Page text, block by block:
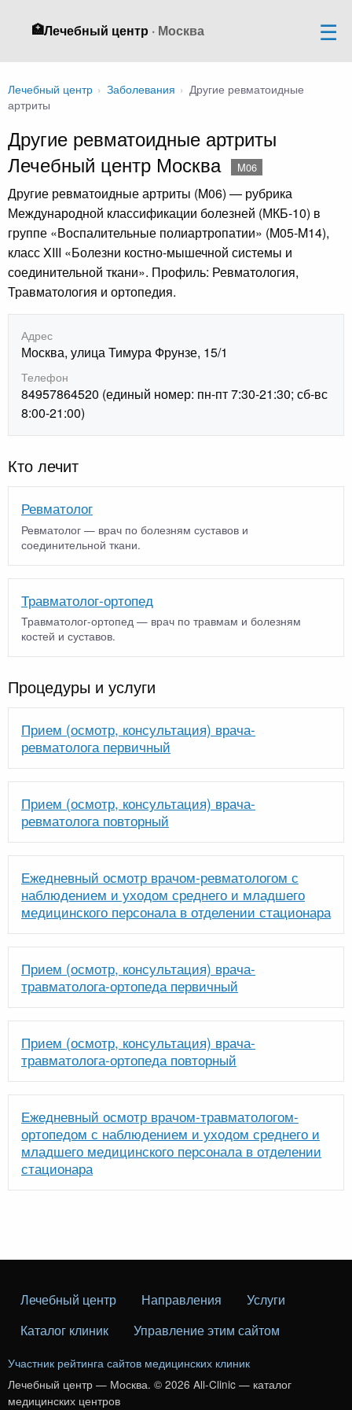
🏥Лечебный центр · Москва
Лечебный центр › Заболевания › Другие ревматоидные
артриты
Другие ревматоидные артриты
Лечебный центр Москва
M06
Другие ревматоидные артриты (M06) — рубрика
Международной классификации болезней (МКБ-10) в
группе «Воспалительные полиартропатии» (M05-M14),
класс XIII «Болезни костно-мышечной системы и
соединительной ткани». Профиль: Ревматология,
Травматология и ортопедия.
Адрес
Москва, улица Тимура Фрунзе, 15/1
Телефон
84957864520 (единый номер: пн-пт 7:30-21:30; сб-вс
8:00-21:00)
Кто лечит
Ревматолог
Ревматолог — врач по болезням суставов и
соединительной ткани.
Травматолог-ортопед
Травматолог-ортопед — врач по травмам и болезням
костей и суставов.
Процедуры и услуги
Прием (осмотр, консультация) врача-
ревматолога первичный
Прием (осмотр, консультация) врача-
ревматолога повторный
Ежедневный осмотр врачом-ревматологом с
наблюдением и уходом среднего и младшего
медицинского персонала в отделении стационара
Прием (осмотр, консультация) врача-
травматолога-ортопеда первичный
Прием (осмотр, консультация) врача-
травматолога-ортопеда повторный
Ежедневный осмотр врачом-травматологом-
ортопедом с наблюдением и уходом среднего и
младшего медицинского персонала в отделении
стационара
Лечебный центр Направления
Услуги
Каталог клиник
Управление этим сайтом
Участник рейтинга сайтов медицинских клиник
Лечебный центр — Москва. © 2026 All-Clinic — каталог
медицинских центров